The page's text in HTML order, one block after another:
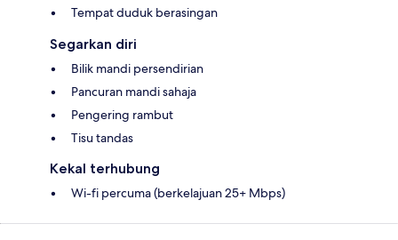
Tempat duduk berasingan
Segarkan diri
Bilik mandi persendirian
Pancuran mandi sahaja
Pengering rambut
Tisu tandas
Kekal terhubung
Wi-fi percuma (berkelajuan 25+ Mbps)